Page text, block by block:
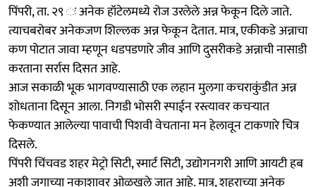
पिंपरी, ता. २९ ः अनेक हॉटेलमध्ये रोज उरलेले अन्न फेकून दिले जाते.
त्याचबरोबर अनेकजण शिल्लक अन्न फेकून देतात. मात्र, एकीकडे अन्नाचा
कण पोटात जावा म्हणून धडपडणारे जीव आणि दुसरीकडे अन्नाची नासाडी
करताना सर्रास दिसत आहे.
आज सकाळी भूक भागवण्यासाठी एक लहान मुलगा कचराकुंडीत अन्न
शोधताना दिसून आला. निगडी भोसरी स्पाईन रस्त्यावर कचऱ्यात
फेकण्यात आलेल्या पावाची पिशवी वेचताना मन हेलावून टाकणारे चित्र
दिसले.
पिंपरी चिंचवड शहर मेट्रो सिटी, स्मार्ट सिटी, उद्योगनगरी आणि आयटी हब
अशी जगाच्या नकाशावर ओळखले जात आहे. मात्र, शहराच्या अनेक